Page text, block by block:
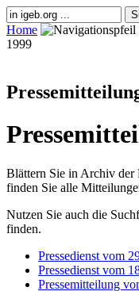
Home
1999
Blättern Sie in Archiv der
finden Sie alle
Nutzen Sie auch die
finden.
Pressedienst vom
Pressedienst vom
Pressemitteilung